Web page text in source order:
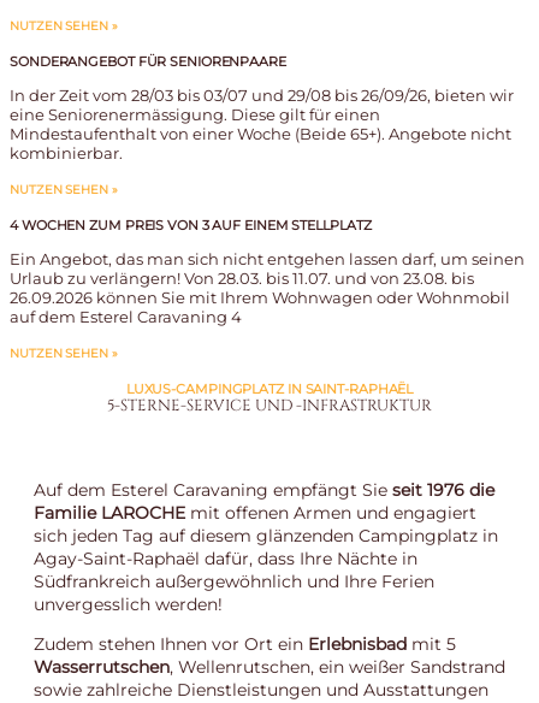
NUTZEN SEHEN »
SONDERANGEBOT FÜR SENIORENPAARE
In der Zeit vom 28/03 bis 03/07 und 29/08 bis 26/09/26, bieten wir
eine Seniorenermässigung. Diese gilt für einen
Mindestaufenthalt von einer Woche (Beide 65+). Angebote nicht
kombinierbar.
NUTZEN SEHEN »
4 WOCHEN ZUM PREIS VON 3 AUF EINEM STELLPLATZ
Ein Angebot, das man sich nicht entgehen lassen darf, um seinen
Urlaub zu verlängern! Von 28.03. bis 11.07. und von 23.08. bis
26.09.2026 können Sie mit Ihrem Wohnwagen oder Wohnmobil
auf dem Esterel Caravaning 4
NUTZEN SEHEN »
LUXUS-CAMPINGPLATZ IN SAINT-RAPHAËL
5-STERNE-SERVICE UND -INFRASTRUKTUR
Auf dem Esterel Caravaning empfängt Sie seit 1976 die
Familie LAROCHE mit offenen Armen und engagiert
sich jeden Tag auf diesem glänzenden Campingplatz in
Agay-Saint-Raphaël dafür, dass Ihre Nächte in
Südfrankreich außergewöhnlich und Ihre Ferien
unvergesslich werden!
Zudem stehen Ihnen vor Ort ein Erlebnisbad mit 5
Wasserrutschen, Wellenrutschen, ein weißer Sandstrand
sowie zahlreiche Dienstleistungen und Ausstattungen